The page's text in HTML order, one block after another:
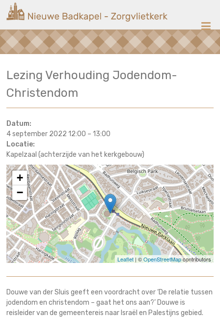
naar
inhoud
Nieuwe
Badkapel
op
Scheveningen
Lezing Verhouding Jodendom-
Christendom
Datum:
4 september 2022 12:00 –13:00
Locatie:
Kapelzaal (achterzijde van het kerkgebouw)
+
−
Leaflet| ©OpenStreetMapcontributors
Douwe van der Sluis geeft een voordracht over ‘De relatie tussen
jodendom en christendom – gaat het ons aan?’ Douwe is
reisleider van de gemeentereis naar Israël en Palestijns gebied.